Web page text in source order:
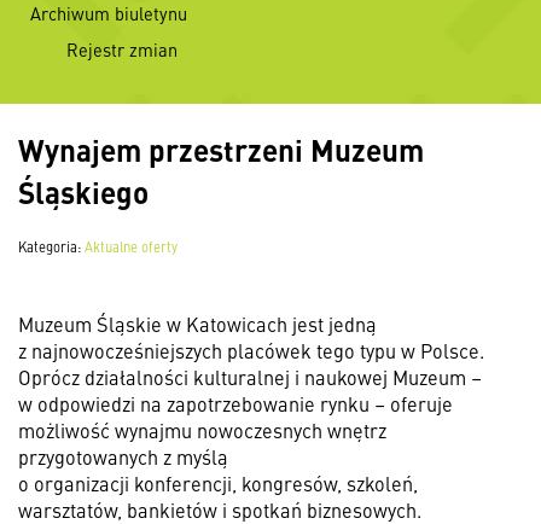
Archiwum biuletynu
Rejestr zmian
Wynajem przestrzeni Muzeum
Śląskiego
Kategoria:Aktualne oferty
Muzeum Śląskie w Katowicach jest jedną
z najnowocześniejszych placówek tego typu w Polsce.
Oprócz działalności kulturalnej i naukowej Muzeum –
w odpowiedzi na zapotrzebowanie rynku – oferuje
możliwość wynajmu nowoczesnych wnętrz
przygotowanych z myślą
o organizacji konferencji, kongresów, szkoleń,
warsztatów, bankietów i spotkań biznesowych.